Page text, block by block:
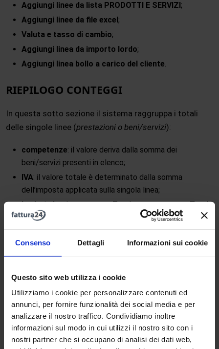
Consenso Dettagli Informazioni sui cookie
Questo sito web utilizza i cookie
Utilizziamo i cookie per personalizzare contenuti ed
annunci, per fornire funzionalità dei social media e per
analizzare il nostro traffico. Condividiamo inoltre
informazioni sul modo in cui utilizzi il nostro sito con i
nostri partner che si occupano di analisi dei dati web,
Aggiungi linee da lista PRODOTTI E SERVIZI ;
Aggiungi linee da file excel ;
Valuta e tasso di cambio;
Aggiungi linea da importo lordo;
Aggiungi linea bollo a carico del cliente.
RIEPILOGO CONTEGGI
In questa sotto sezione il sistema raggruppa i totali
delle singole linee (prestazioni o beni/servizi):
competenze: il valore deriva dalla somma dei
beni/servizi presenti in elenco;
IVA: il valore totale è determinato dalla somma
dell’imposta applicata sulla singola linea;
lordo: indica la somma tra Totale competenze e Totale
IVA;
da pagare: indica l’importo totale che il cliente deve
pagare.
campi da personalizzare che possono influire sul
da pagare:
Ritenuta d’acconto;
Ritenuta previdenziale;